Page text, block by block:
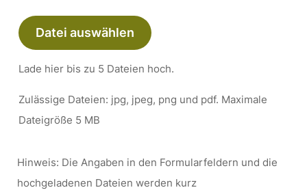
Datei auswählen
Lade hier bis zu 5 Dateien hoch.
Zulässige Dateien: jpg, jpeg, png und pdf. Maximale
Dateigröße 5 MB
Hinweis: Die Angaben in den Formularfeldern und die
hochgeladenen Dateien werden kurz